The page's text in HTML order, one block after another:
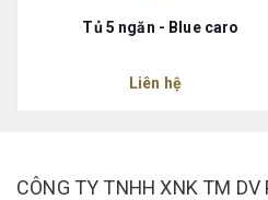
Tủ 5 ngăn - Blue caro
Liên hệ
CÔNG TY TNHH XNK TM